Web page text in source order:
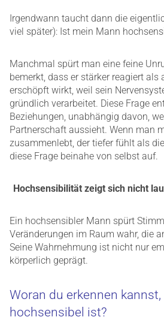
Irgendwann taucht dann die
viel später): Ist mein Mann
Manchmal spürt man eine feine
bemerkt, dass er stärker reagiert als
erschöpft wirkt, weil sein
gründlich verarbeitet. Diese Frage
Beziehungen, unabhängig davon,
Partnerschaft aussieht. Wenn man
zusammenlebt, der tiefer fühlt als
diese Frage beinahe von selbst auf.
Hochsensibilität zeigt sich nicht
Ein hochsensibler Mann spürt
Veränderungen im Raum wahr, die
Seine Wahrnehmung ist nicht nur
körperlich geprägt.
Woran du erkennen
hochsensibel ist?